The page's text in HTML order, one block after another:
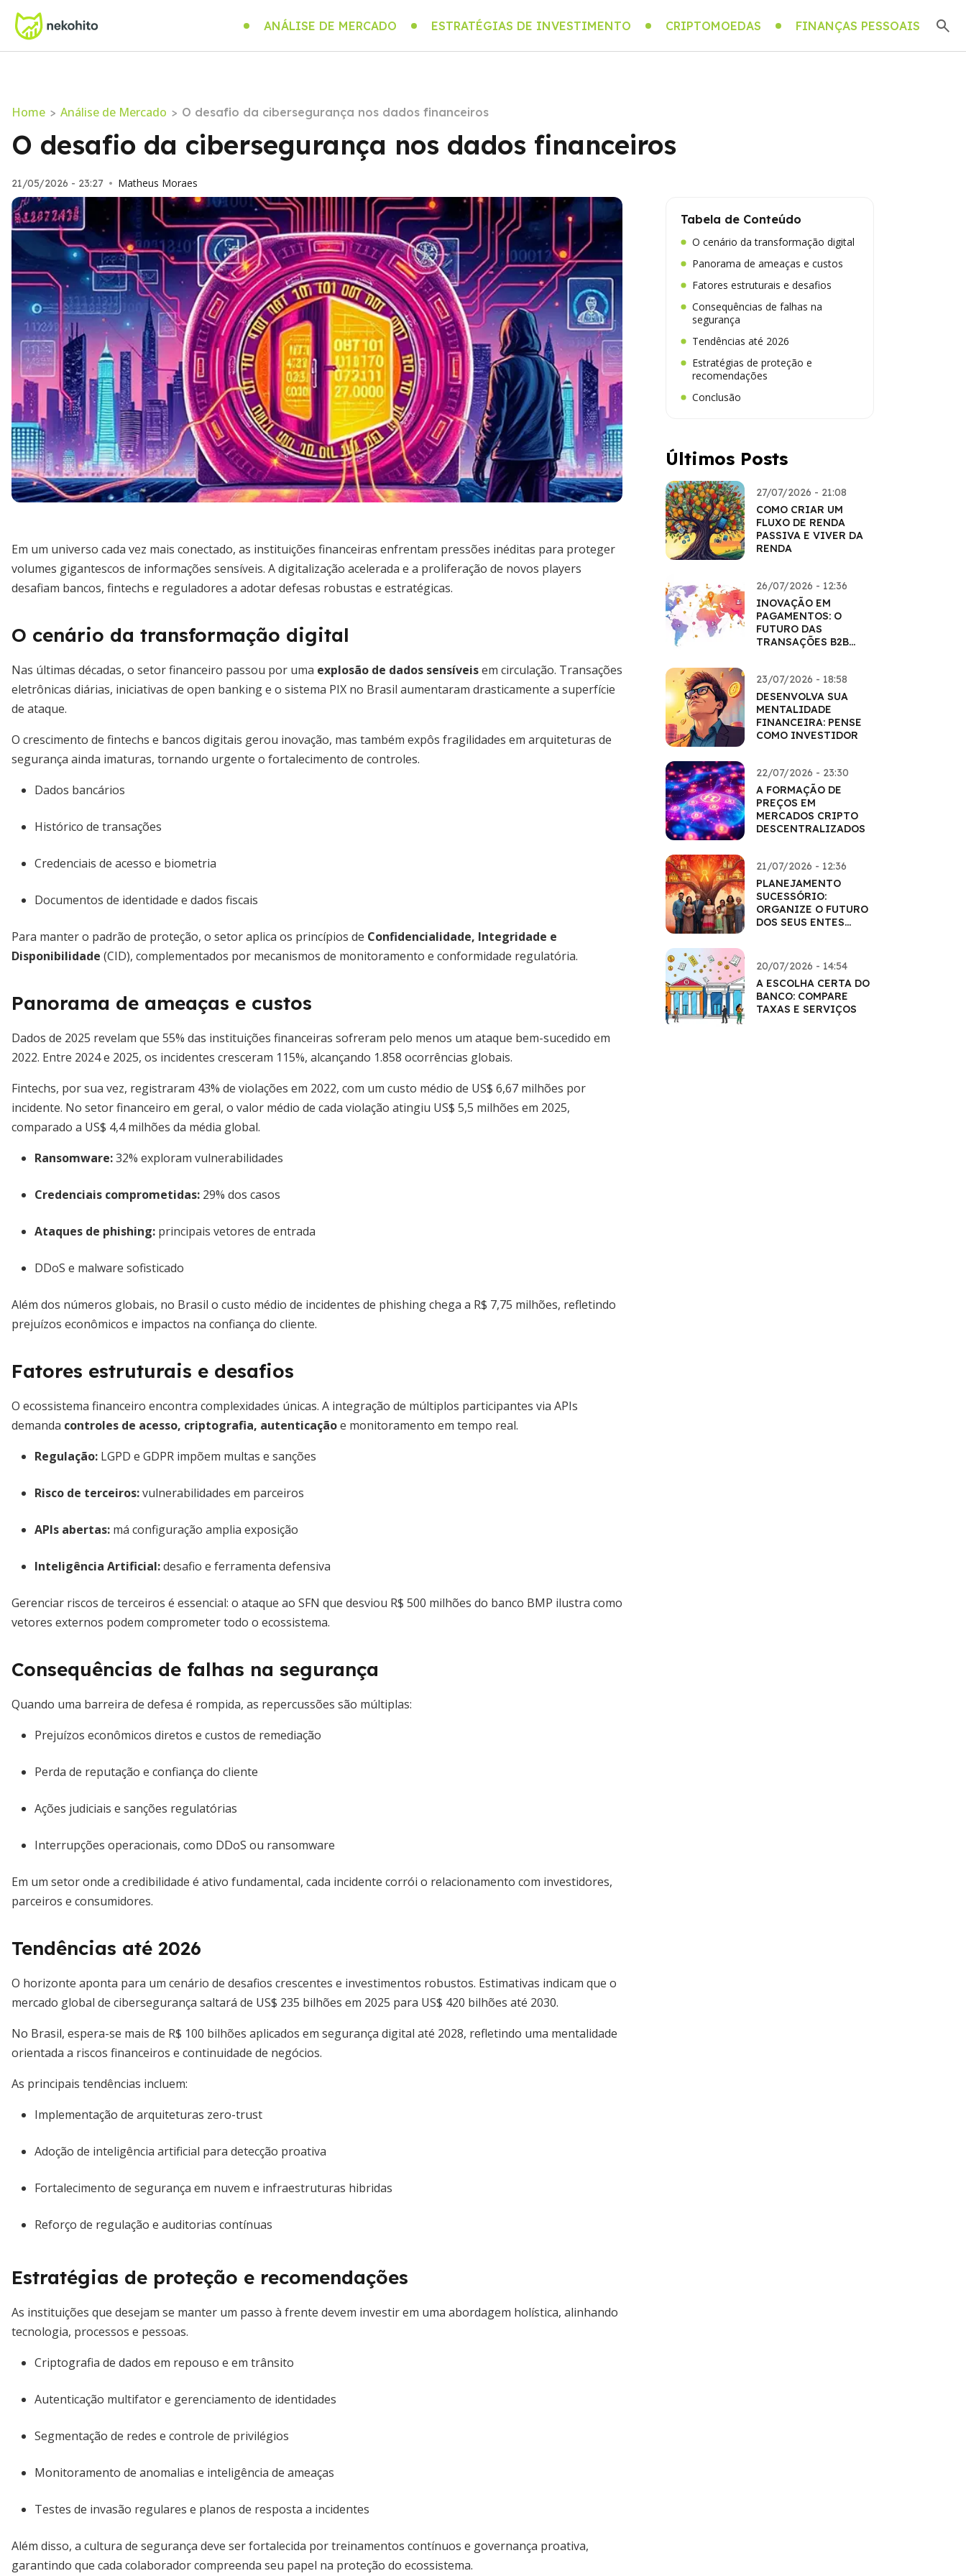
ANÁLISE DE MERCADO ESTRATÉGIAS DE INVESTIMENTO CRIPTOMOEDAS FINANÇAS PESSOAIS
Home > Análise de Mercado > O desafio da cibersegurança nos dados financeiros
O desafio da cibersegurança nos dados financeiros
21/05/2026 - 23:27 • Matheus Moraes
Em um universo cada vez mais conectado, as instituições financeiras enfrentam pressões inéditas para proteger
volumes gigantescos de informações sensíveis. A digitalização acelerada e a proliferação de novos players
desafiam bancos, fintechs e reguladores a adotar defesas robustas e estratégicas.
O cenário da transformação digital
Nas últimas décadas, o setor financeiro passou por uma explosão de dados sensíveisem circulação. Transações
eletrônicas diárias, iniciativas de open banking e o sistema PIX no Brasil aumentaram drasticamente a superfície
de ataque.
O crescimento de fintechs e bancos digitais gerou inovação, mas também expôs fragilidades em arquiteturas de
segurança ainda imaturas, tornando urgente o fortalecimento de controles.
Dados bancários
Histórico de transações
Credenciais de acesso e biometria
Documentos de identidade e dados fiscais
Para manter o padrão de proteção, o setor aplica os princípios de Confidencialidade, Integridade e
Disponibilidade (CID), complementados por mecanismos de monitoramento e conformidade regulatória.
Panorama de ameaças e custos
Dados de 2025 revelam que 55% das instituições financeiras sofreram pelo menos um ataque bem-sucedido em
2022. Entre 2024 e 2025, os incidentes cresceram 115%, alcançando 1.858 ocorrências globais.
Fintechs, por sua vez, registraram 43% de violações em 2022, com um custo médio de US$ 6,67 milhões por
incidente. No setor financeiro em geral, o valor médio de cada violação atingiu US$ 5,5 milhões em 2025,
comparado a US$ 4,4 milhões da média global.
Ransomware:32% exploram vulnerabilidades
Credenciais comprometidas: 29% dos casos
Ataques de phishing: principais vetores de entrada
DDoS e malware sofisticado
Além dos números globais, no Brasil o custo médio de incidentes de phishing chega a R$ 7,75 milhões, refletindo
prejuízos econômicos e impactos na confiança do cliente.
Fatores estruturais e desafios
O ecossistema financeiro encontra complexidades únicas. A integração de múltiplos participantes via APIs
demanda controles de acesso, criptografia, autenticaçãoe monitoramento em tempo real.
Regulação: LGPD e GDPR impõem multas e sanções
Risco de terceiros:vulnerabilidades em parceiros
APIs abertas: má configuração amplia exposição
Inteligência Artificial:desafio e ferramenta defensiva
Gerenciar riscos de terceiros é essencial: o ataque ao SFN que desviou R$ 500 milhões do banco BMP ilustra como
vetores externos podem comprometer todo o ecossistema.
Consequências de falhas na segurança
Quando uma barreira de defesa é rompida, as repercussões são múltiplas:
Prejuízos econômicos diretos e custos de remediação
Perda de reputação e confiança do cliente
Ações judiciais e sanções regulatórias
Interrupções operacionais, como DDoS ou ransomware
Em um setor onde a credibilidade é ativo fundamental, cada incidente corrói o relacionamento com investidores,
parceiros e consumidores.
Tendências até 2026
O horizonte aponta para um cenário de desafios crescentes e investimentos robustos. Estimativas indicam que o
mercado global de cibersegurança saltará de US$ 235 bilhões em 2025 para US$ 420 bilhões até 2030.
No Brasil, espera-se mais de R$ 100 bilhões aplicados em segurança digital até 2028, refletindo uma mentalidade
orientada a riscos financeiros e continuidade de negócios.
As principais tendências incluem:
Implementação de arquiteturas zero-trust
Adoção de inteligência artificial para detecção proativa
Fortalecimento de segurança em nuvem e infraestruturas hibridas
Reforço de regulação e auditorias contínuas
Estratégias de proteção e recomendações
As instituições que desejam se manter um passo à frente devem investir em uma abordagem holística, alinhando
tecnologia, processos e pessoas.
Criptografia de dados em repouso e em trânsito
Autenticação multifator e gerenciamento de identidades
Segmentação de redes e controle de privilégios
Monitoramento de anomalias e inteligência de ameaças
Testes de invasão regulares e planos de resposta a incidentes
Além disso, a cultura de segurança deve ser fortalecida por treinamentos contínuos e governança proativa,
garantindo que cada colaborador compreenda seu papel na proteção do ecossistema.
Tabela de Conteúdo
O cenário da transformação digital
Panorama de ameaças e custos
Fatores estruturais e desafios
Consequências de falhas na
segurança
Tendências até 2026
Estratégias de proteção e
recomendações
Conclusão
Últimos Posts
27/07/2026 - 21:08
COMO CRIAR UM
FLUXO DE RENDA
PASSIVA E VIVER DA
RENDA
26/07/2026 - 12:36
INOVAÇÃO EM
PAGAMENTOS: O
FUTURO DAS
TRANSAÇÕES B2B
23/07/2026 - 18:58
DESENVOLVA SUA
MENTALIDADE
FINANCEIRA: PENSE
COMO INVESTIDOR
22/07/2026 - 23:30
A FORMAÇÃO DE
PREÇOS EM
MERCADOS CRIPTO
DESCENTRALIZADOS
21/07/2026 - 12:36
PLANEJAMENTO
SUCESSÓRIO:
ORGANIZE O FUTURO
DOS SEUS ENTES
20/07/2026 - 14:54
A ESCOLHA CERTA DO
BANCO: COMPARE
TAXAS E SERVIÇOS